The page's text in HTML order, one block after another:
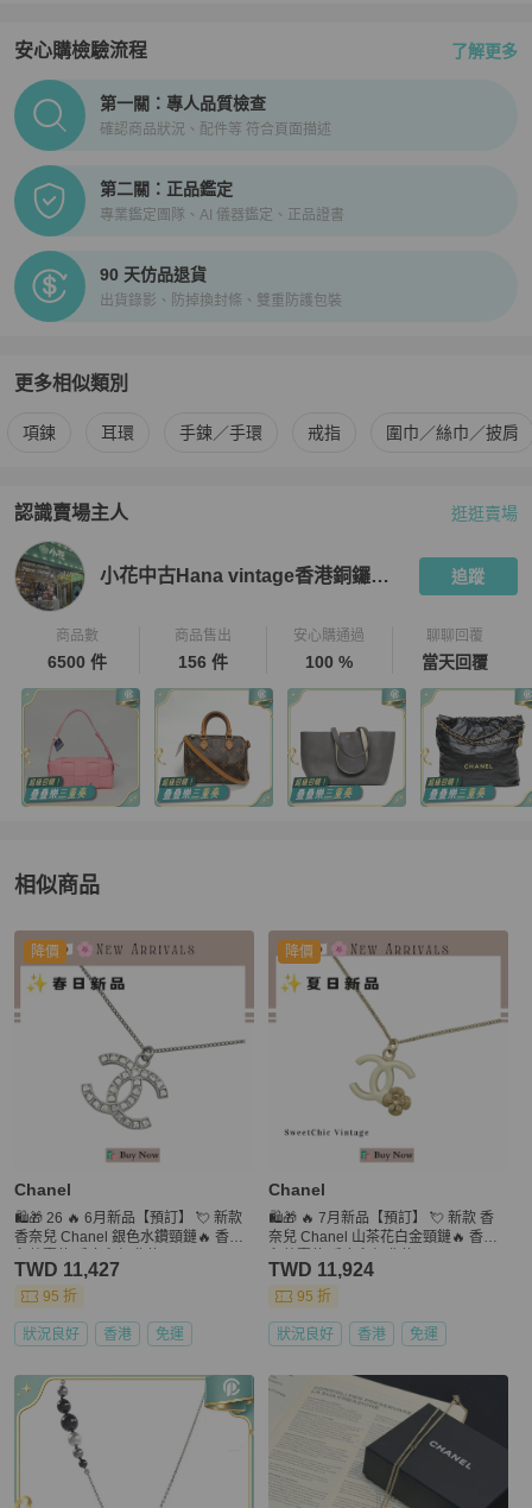
安心購檢驗流程 了解更多
PopChill拍拍圈正品驗證、安心購檢驗流程介紹
第一關：專人品質檢查
確認商品狀況、配件等 符合頁面描述
第二關：正品鑑定
專業鑑定團隊、AI 儀器鑑定、正品證書
90 天仿品退貨
出貨錄影、防掉換封條、雙重防護包裝
更多相似類別
更多Chanel 女士配件 相似商品推薦
項鍊 耳環 手鍊／手環 戒指 圍巾／絲巾／披肩
認識賣場主人
PopChill 拍拍圈嚴選賣家 小花中古Hana vintage香港銅鑼灣店
逛逛賣場
小花中古Hana vintage香港銅鑼灣店 追蹤
商品數
6500 件
商品售出
156 件
安心購通過
100 %
聊聊回覆
當天回覆
相似商品
更多相似Chanel女士配件推薦精品
降價
Chanel
🛍️🎁 26 🔥 6月新品【預訂】 💘 新款
香奈兒 Chanel 銀色水鑽頸鏈🔥 香奈
CKLACE
TWD 11,427
95 折
狀況良好 香港 免運
降價
Chanel
🛍️🎁 🔥 7月新品【預訂】 💘 新款 香
奈兒 Chanel 山茶花白金頸鏈🔥 香奈
CKLACE
TWD 11,924
95 折
狀況良好 香港 免運